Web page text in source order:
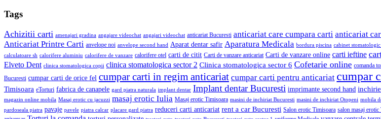
Tags
Achizitii carti amenajari gradina angajare videochat angajari videochat anticariat Bucuresti anticariat care cumpara carti anticariat
Anticariat Printre Carti anvelope noi anvelope second hand Aparat dentar safir Aparatura Medicala bordura piscina cabinet
calculatoare sh calorifere aluminiu calorifere de vanzare calorifere otel carti de citit Carti de vanzare anticariat Carti de vanzare online carti ieftine
Elveto Dent clinica stomatologica copii clinica stomatologica sector 2 Clinica stomatologica sector 6 Cofetarie online comanda
Bucuresti cumpar carti de orice fel cumpar carti in regim anticariat cumpar carti pentru anticariat cumpar
Timisoara eTorturi fabrica de canapele gard piatra naturala implant dentar Implant dentar Bucuresti imprimante second hand
magazin online mobila Masaj erotic cu jacuzzi masaj erotic Iulia Masaj erotic Timisoara masini de inchiriat Bucuresti masini de inchiriat Otopeni mobila
pardoseala piatra pavaje pavele piatra calcar placare gard piatra reduceri carti anticariat rent a car Bucuresti Salon erotic Timisoara salon masaj erotic